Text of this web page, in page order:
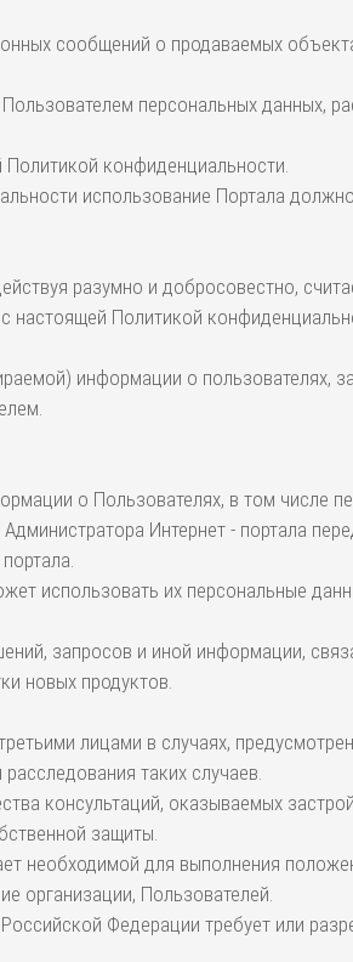
сообщений о продаваемых
персональных данных,
конфиденциальности.
использование Портала
разумно и добросовестно,
Политикой
информации о пользователях,
о Пользователях, в том числе
Интернет - портала
использовать их персональные
запросов и иной информации,
новых продуктов.
лицами в случаях,
таких случаев.
консультаций, оказываемых
защиты.
необходимой для выполнения
организации, Пользователей.
Федерации требует или